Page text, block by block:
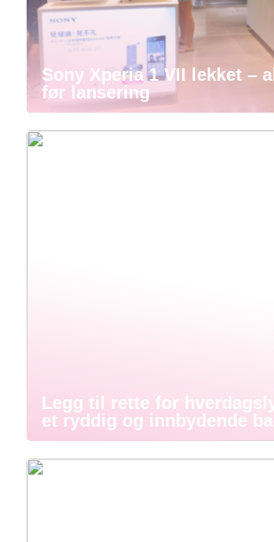
Sony Xperia 1 VII lekket –
før lansering
Legg til rette for
et ryddig og innbydende